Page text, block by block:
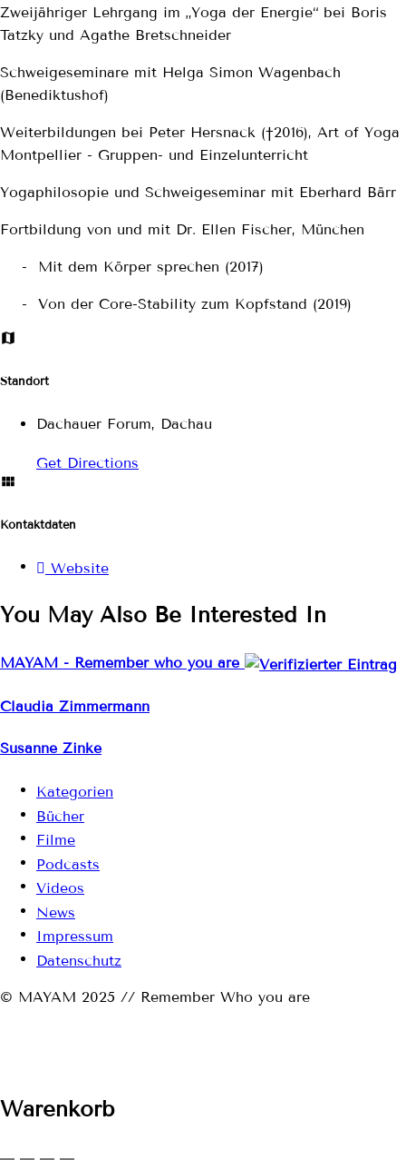
Zweijähriger Lehrgang im „Yoga der Energie“ bei Boris
Tatzky und Agathe Bretschneider
Schweigeseminare mit Helga Simon Wagenbach
(Benediktushof)
Weiterbildungen bei Peter Hersnack (†2016), Art of Yoga
Montpellier - Gruppen- und Einzelunterricht
Yogaphilosopie und Schweigeseminar mit Eberhard Bärr
Fortbildung von und mit Dr. Ellen Fischer, München
- Mit dem Körper sprechen (2017)
- Von der Core-Stability zum Kopfstand (2019)
Standort
Dachauer Forum, Dachau
Get Directions
Kontaktdaten
Website
You May Also Be Interested In
MAYAM - Remember who you are
Claudia Zimmermann
Susanne Zinke
Kategorien
Bücher
Filme
Podcasts
Videos
News
Impressum
Datenschutz
© MAYAM 2025 // Remember Who you are
Warenkorb